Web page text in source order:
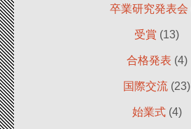
卒業研究発表会
受賞 (13)
合格発表 (4)
国際交流 (23)
始業式(4)